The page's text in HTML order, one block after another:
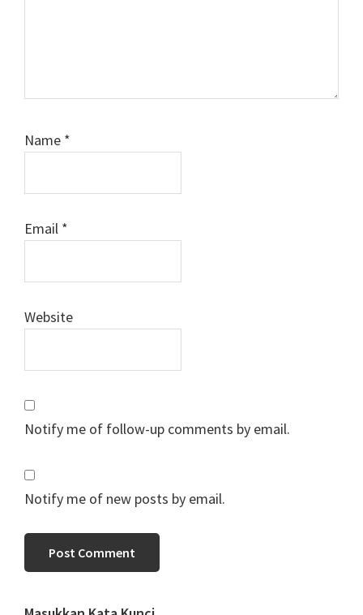
Name *
Email *
Website
Notify me of follow-up comments by email.
Notify me of new posts by email.